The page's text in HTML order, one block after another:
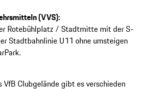
(VVS):
Rotebühlplatz / Stadtmitte mit der S-
Stadtbahnlinie U11 ohne umsteigen
VfB Clubgelände gibt es verschieden